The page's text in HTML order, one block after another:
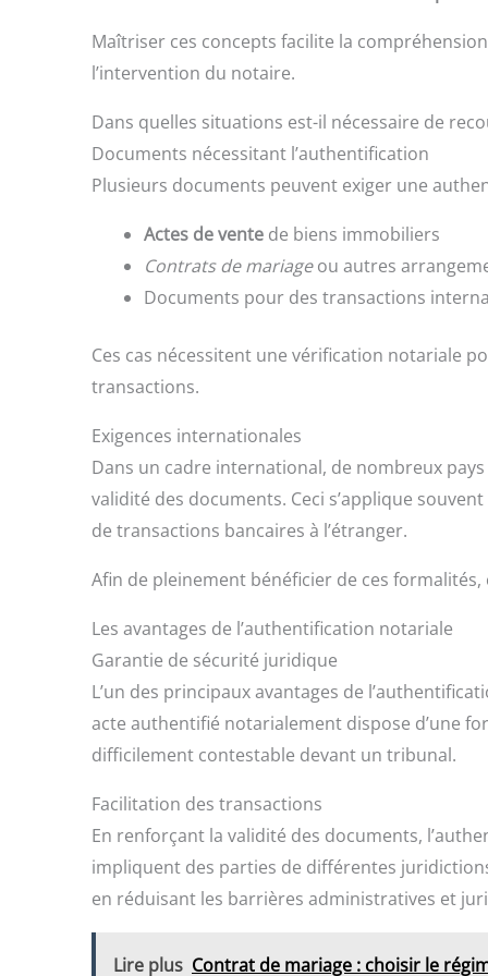
Maîtriser ces concepts facilite la
l’intervention du notaire.
Dans quelles situations est-il nécessaire de
Documents nécessitant l’authentification
Plusieurs documents peuvent exiger une
Actes de vente de biens immobiliers
Contrats de mariageou autres
Documents pour des transactions
Ces cas nécessitent une vérification notariale
transactions.
Exigences internationales
Dans un cadre international, de nombreux
validité des documents. Ceci s’applique
de transactions bancaires à l’étranger.
Afin de pleinement bénéficier de ces
Les avantages de l’authentification notariale
Garantie de sécurité juridique
L’un des principaux avantages de
acte authentifié notarialement dispose d’une
difficilement contestable devant un tribunal.
Facilitation des transactions
En renforçant la validité des documents,
impliquent des parties de différentes
en réduisant les barrières administratives et
Lire plus Contrat de mariage : choisir le